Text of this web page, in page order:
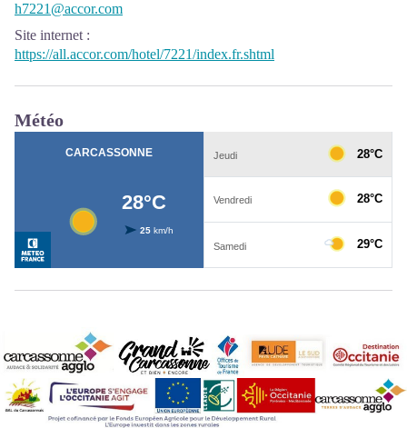
h7221@accor.com
Site internet :
https://all.accor.com/hotel/7221/index.fr.shtml
Météo